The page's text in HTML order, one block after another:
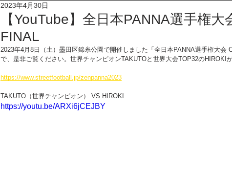
【YouTube】全日本PANNA選手権
FINAL
2023年4月30日
2023年4月8日（土）墨田区錦糸公園で開催しました「全日本PANNA選手権大会
で、是非ご覧ください。世界チャンピオンTAKUTOと世界大会TOP32のHIROKIが
https://www.streetfootball.jp/zenpanna2023
TAKUTO（世界チャンピオン） VS HIROKI
https://youtu.be/ARXi6jCEJBY